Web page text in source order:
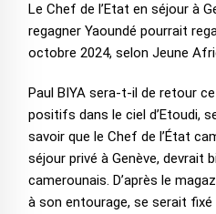
Le Chef de l’Etat en séjour à
regagner Yaoundé pourrait
octobre 2024, selon Jeune
Paul BIYA sera-t-il de retour
positifs dans le ciel d’Etoudi,
savoir que le Chef de l’État
séjour privé à Genève, devrait
camerounais. D’après le
à son entourage, se serait